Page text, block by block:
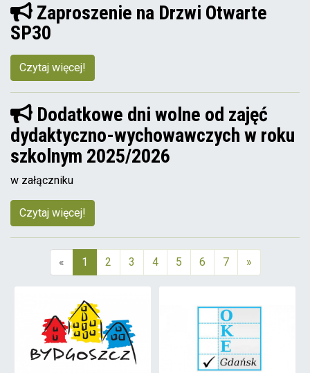
Zaproszenie na Drzwi Otwarte
SP30
Czytaj więcej!
Dodatkowe dni wolne od zajęć
dydaktyczno-wychowawczych w roku
szkolnym 2025/2026
w załączniku
Czytaj więcej!
«
1
2 3 4 5 6 7 »